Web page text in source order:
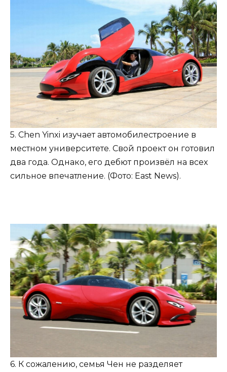
5. Chen Yinxi изучает автомобилестроение в
местном университете. Свой проект он готовил
два года. Однако, его дебют произвёл на всех
сильное впечатление. (Фото: East News).
6. К сожалению, семья Чен не разделяет